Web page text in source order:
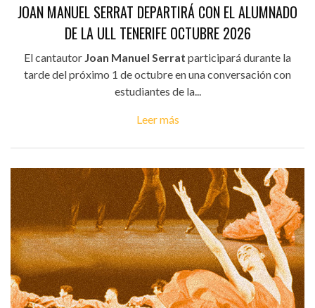
JOAN MANUEL SERRAT DEPARTIRÁ CON EL ALUMNADO
DE LA ULL TENERIFE OCTUBRE 2026
El cantautor Joan Manuel Serrat participará durante la
tarde del próximo 1 de octubre en una conversación con
estudiantes de la...
Leer más